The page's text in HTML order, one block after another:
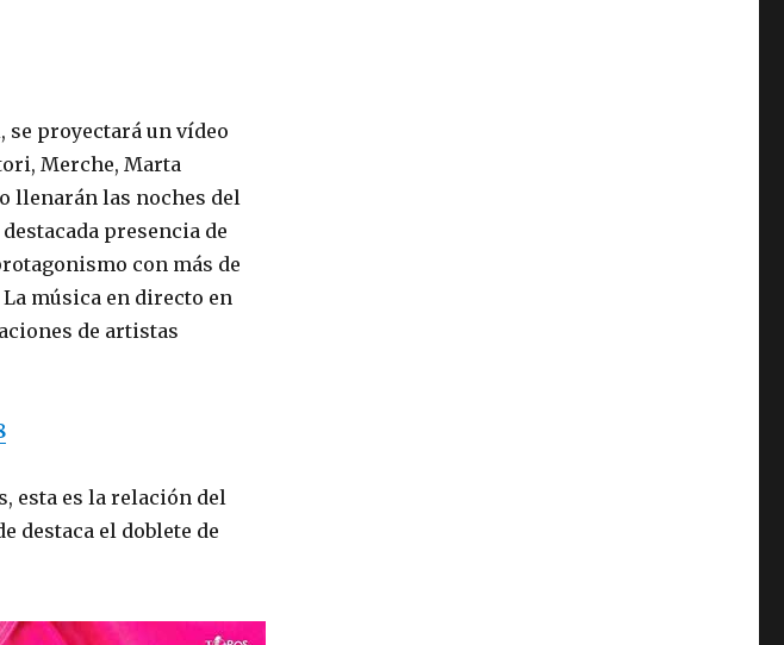
se proyectará un vídeo
Merche, Marta
llenarán las noches del
presencia de
con más de
música en directo en
de artistas
esta es la relación del
destaca el doblete de